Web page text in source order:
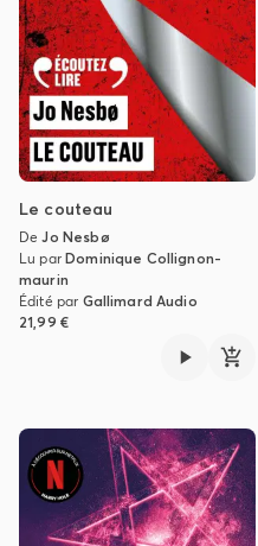
Le couteau
DeJo Nesbø
Lu parDominique Collignon-
maurin
Édité par Gallimard Audio
21,99 €